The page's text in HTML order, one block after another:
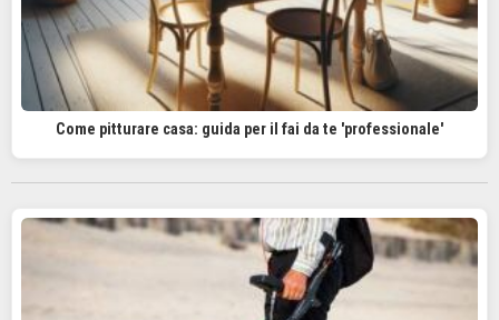
Come pitturare casa: guida per il fai da te 'professionale'